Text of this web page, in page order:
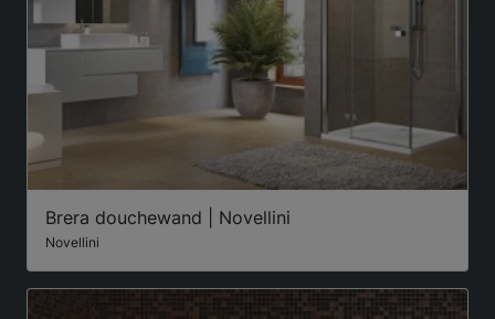
Brera douchewand | Novellini
Novellini